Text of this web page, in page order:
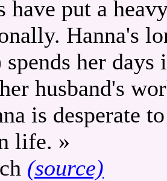
have put a
Hanna's
spends her
husband's
is desperate
life. »
(source)